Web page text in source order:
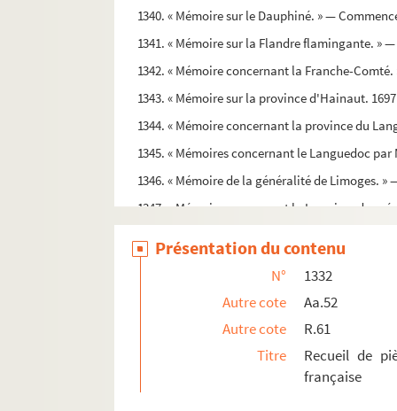
1340. « Mémoire sur le Dauphiné. » —
1341. « Mémoire sur la Flandre flamingante. »
1342. « Mémoire concernant la Franche-
1343. « Mémoire sur la province d'Hainaut.
1344. « Mémoire concernant la province du
1345. « Mémoires concernant le Languedoc
1346. « Mémoire de la généralité de Limoges.
1347. « Mémoire concernant la Lorraine,
1349. « Mémoires touchant le gouvernement
1353. « Mémoire concernant la généralité de
Présentation du contenu
N°
1332
Autre cote
Aa.52
Autre cote
R.61
Titre
Recueil de
française